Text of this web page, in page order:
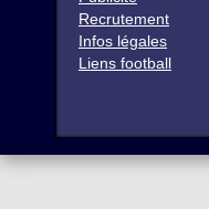
Recrutement
Infos légales
Liens football